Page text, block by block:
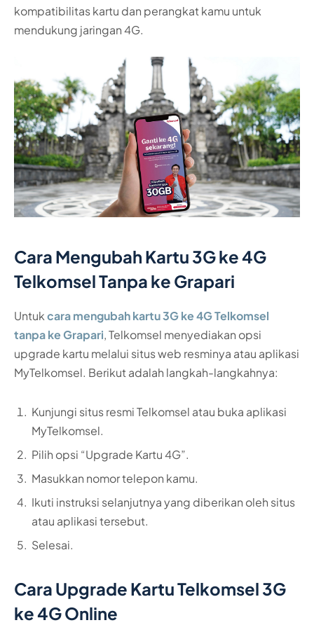
kompatibilitas kartu dan perangkat kamu untuk
mendukung jaringan 4G.
Cara Mengubah Kartu 3G ke 4G
Telkomsel Tanpa ke Grapari
Untukcara mengubah kartu 3G ke 4G Telkomsel
tanpa ke Grapari, Telkomsel menyediakan opsi
upgrade kartu melalui situs web resminya atau aplikasi
MyTelkomsel. Berikut adalah langkah-langkahnya:
Kunjungi situs resmi Telkomsel atau buka aplikasi
MyTelkomsel.
Pilih opsi “Upgrade Kartu 4G”.
Masukkan nomor telepon kamu.
Ikuti instruksi selanjutnya yang diberikan oleh situs
atau aplikasi tersebut.
Selesai.
Cara Upgrade Kartu Telkomsel 3G
ke 4G Online